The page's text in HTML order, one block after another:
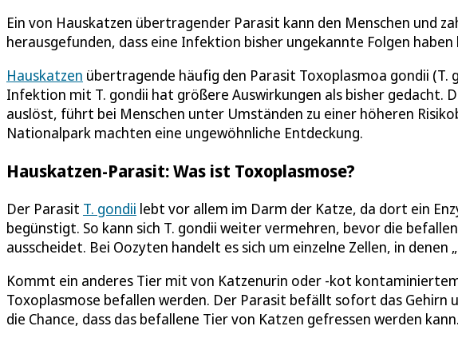
Ein von Hauskatzen übertragender Parasit kann den Menschen und
herausgefunden, dass eine Infektion bisher ungekannte Folgen haben
Hauskatzen übertragende häufig den Parasit Toxoplasmoa gondii (T.
Infektion mit T. gondii hat größere Auswirkungen als bisher gedacht.
auslöst, führt bei Menschen unter Umständen zu einer höheren
Nationalpark machten eine ungewöhnliche Entdeckung.
Hauskatzen-Parasit: Was ist Toxoplasmose?
Der Parasit T. gondii lebt vor allem im Darm der Katze, da dort ein
begünstigt. So kann sich T. gondii weiter vermehren, bevor die
ausscheidet. Bei Oozyten handelt es sich um einzelne Zellen, in denen
Kommt ein anderes Tier mit von Katzenurin oder -kot
Toxoplasmose befallen werden. Der Parasit befällt sofort das Gehirn
die Chance, dass das befallene Tier von Katzen gefressen werden kann.